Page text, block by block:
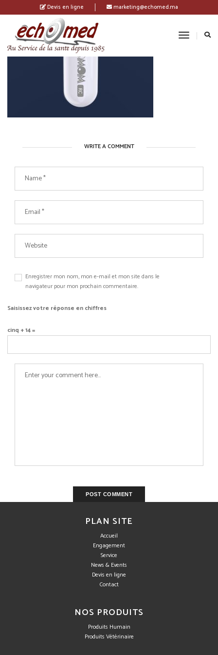
Devis en ligne marketing@echomed.ma
Toggle
WRITE A COMMENT
Enregistrer mon nom, mon e-mail et mon site dans le
navigateur pour mon prochain commentaire.
Saisissez votre réponse en chiffres
cinq + 14 =
PLAN SITE
Accueil
Engagement
Service
News & Events
Devis en ligne
Contact
NOS PRODUITS
Produits Humain
Produits Vétérinaire